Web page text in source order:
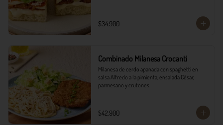
$34.900
Combinado Milanesa Crocanti
Milanesa de cerdo apanada con spaghetti en
salsa Alfredo a la pimienta, ensalada César,
parmesano y crutones.
$42.900